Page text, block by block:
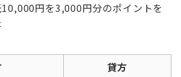
円を3,000円分のポイントを
貸方